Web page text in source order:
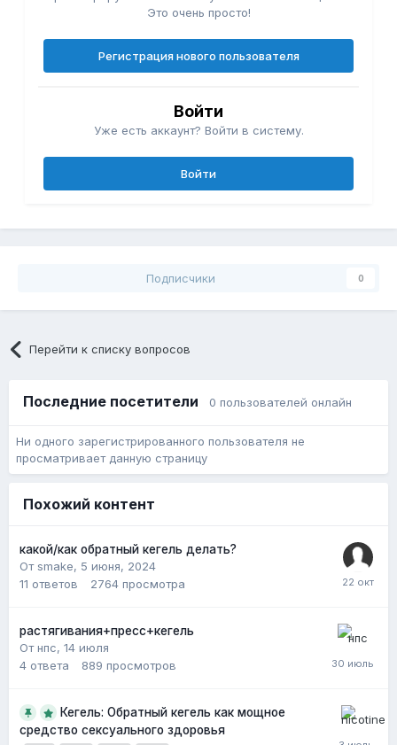
Это очень просто!
Регистрация нового пользователя
Войти
Уже есть аккаунт? Войти в систему.
Войти
Подписчики 0
Перейти к списку вопросов
Последние посетители 0 пользователей онлайн
Ни одного зарегистрированного пользователя не
просматривает данную страницу
Похожий контент
какой/как обратный кегель делать?
От smake, 5 июня, 2024
11 ответов 2764 просмотра
растягивания+пресс+кегель
От нпс, 14 июля
4 ответа 889 просмотров
Кегель: Обратный кегель как мощное
средство сексуального здоровья